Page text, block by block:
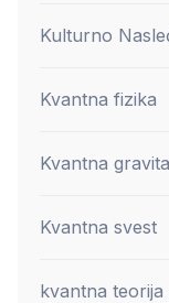
Kulturno
Kvantna fizika
Kvantna
Kvantna svest
kvantna